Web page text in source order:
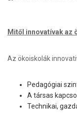
Mitől innovatívak az
Az ökoiskolák
Pedagógiai
A társas
Technikai,